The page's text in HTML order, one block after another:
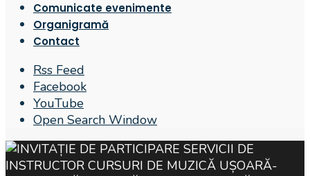
Comunicate evenimente
Organigramă
Contact
Rss Feed
Facebook
YouTube
Open Search Window